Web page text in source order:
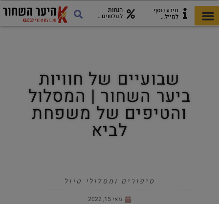
מידע נוסף
למייל…
הנחות
לגולשים…
שבועיים של חוויות
ביער השחור | המסלול
והטיפים של משפחת
לביא
סיפורים ומסלולי טיול
מאי 15, 2022